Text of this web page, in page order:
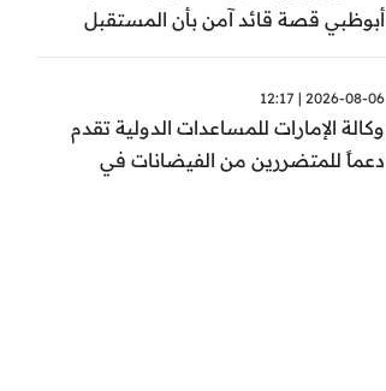
أبوظبي قصة قائد آمن بأن المستقبل
يُصنع بالإرادة والعمل
2026-08-06 | 12:17
وكالة الإمارات للمساعدات الدولية تقدم
دعماً للمتضررين من الفيضانات في